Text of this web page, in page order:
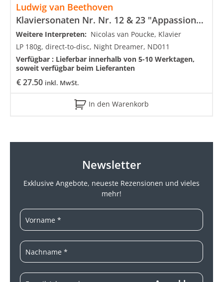
Ludwig van Beethoven
Klaviersonaten Nr. Nr. 12 & 23 "Appassionata"
€27.50 inkl. MwSt.
Weitere Interpreten: Nicolas van Poucke, Klavier
LP 180g, direct-to-disc, Night Dreamer, ND011
Verfügbar : Lieferbar innerhalb von 5-10 Werktagen,
soweit verfügbar beim Lieferanten
In den Warenkorb
Newsletter
Exklusive Angebote, neueste Rezensionen und vieles
mehr!